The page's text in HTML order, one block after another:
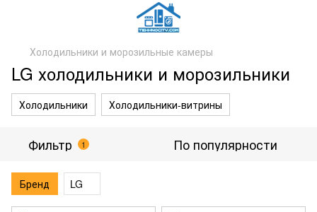
Холодильники и морозильные камеры
LG холодильники и морозильники
Холодильники Холодильники-витрины
Фильтр 1 По популярности
Бренд LG